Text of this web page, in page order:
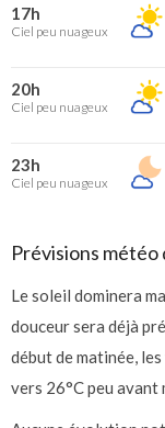
17h
Ciel peu nuageux
20h
Ciel peu nuageux
23h
Ciel peu nuageux
Prévisions météo
Le soleil dominera
douceur sera déjà
début de matinée,
vers 26°C peu avant